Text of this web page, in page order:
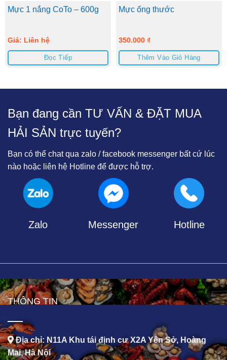
Mực 1 nắng CoTo – 600g
Giá: Liên hệ
Đọc Tiếp
Mực ống thước
350.000 ₫
Thêm Vào Giỏ Hàng
Bạn đang cần TƯ VẤN & ĐẶT MUA
HẢI SẢN trực tuyến?
Bạn có thể chat qua zalo / facebook messenger bất cứ lúc
nào hoặc liên hệ Hotline để được hỗ trợ.
Zalo Messenger Hotline
THÔNG TIN
Địa chỉ: N11A Khu tái định cư X2A Yên Sở, Hoàng
Mai, Hà Nội